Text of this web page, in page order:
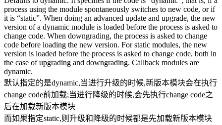
process using the module spontaneously switches to new code, or if
it is “static”. When doing an advanced update and upgrade, the new
version of a dynamic module is loaded before the process is asked to
change code. When downgrading, the process is asked to change
code before loading the new version. For static modules, the new
version is loaded before the process is asked to change code, both in
the case of upgrading and downgrading. Callback modules are
dynamic.
默认指定的是dynamic,当进行升级的时候,新版本模块会在执行
change code前加载;当进行降级的时候,会先执行change code之
后在加载新版本模块
而如果指定static,则升级和降级的时候都是先加载新版本模块